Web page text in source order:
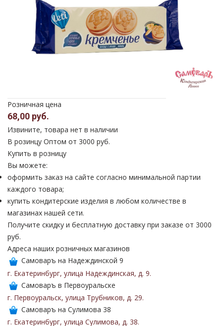
Розничная цена
68,00 руб.
Извините, товара нет в наличии
В розинцу Оптом от 3000 руб.
Купить в розницу
Вы можете:
оформить заказ на сайте согласно минимальной партии
каждого товара;
купить кондитерские изделия в любом количестве в
магазинах нашей сети.
Получите скидку и бесплатную доставку при заказе от 3000
руб.
Адреса наших розничных магазинов
Самоваръ на Надеждинской 9
г. Екатеринбург, улица Надеждинская, д. 9.
Самоваръ в Первоуральске
г. Первоуральск, улица Трубников, д. 29.
Самоваръ на Сулимова 38
г. Екатеринбург, улица Сулимова, д. 38.